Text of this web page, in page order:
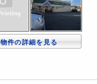
物件の詳細を見る